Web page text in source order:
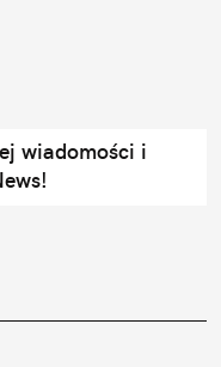
wiadomości i